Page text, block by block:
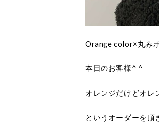
Orange color×丸み
本日のお客様^ ^
オレンジだけどオレ
というオーダーを頂